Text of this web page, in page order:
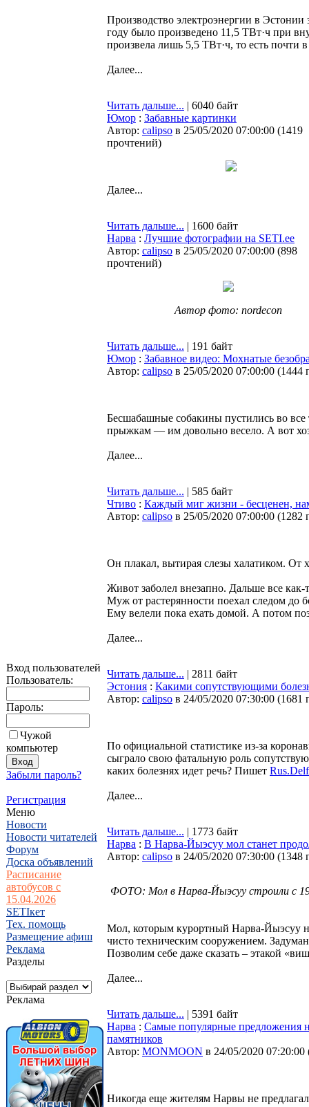
Вход пользователей
Пользователь:
Пароль:
Чужой
компьютер
Забыли пароль?
Регистрация
Меню
Новости
Новости читателей
Форум
Доска объявлений
Расписание
автобусов с
15.04.2026
SETIкет
Тех. помощь
Размещение афиш
Реклама
Разделы
Реклама
Производство электроэнергии в Эстонии
году было произведено 11,5 ТВт·ч при
произвела лишь 5,5 ТВт·ч, то есть почти
Далее...
Читать дальше... | 6040 байт
Юмор : Забавные картинки
Автор: calipso в 25/05/2020 07:00:00 (1419
прочтений)
Далее...
Читать дальше... | 1600 байт
Нарва : Лучшие фотографии на SETI.ee
Автор: calipso в 25/05/2020 07:00:00 (898
прочтений)
Автор фото: nordecon
Читать дальше... | 191 байт
Юмор : Забавное видео: Мохнатые
Автор: calipso в 25/05/2020 07:00:00 (1444
Бесшабашные собакины пустились во
прыжкам — им довольно весело. А вот
Далее...
Читать дальше... | 585 байт
Чтиво : Каждый миг жизни - бесценен,
Автор: calipso в 25/05/2020 07:00:00 (1282
Он плакал, вытирая слезы халатиком. От
Живот заболел внезапно. Дальше все
Муж от растерянности поехал следом до
Ему велели пока ехать домой. А потом
Далее...
Читать дальше... | 2811 байт
Эстония : Какими сопутствующими
Автор: calipso в 24/05/2020 07:30:00 (1681
По официальной статистике из-за
сыграло свою фатальную роль
каких болезнях идет речь? Пишет
Далее...
Читать дальше... | 1773 байт
Нарва : В Нарва-Йыэсуу мол станет
Автор: calipso в 24/05/2020 07:30:00 (1348
ФОТО: Мол в Нарва-Йыэсуу строили с
Мол, которым курортный Нарва-Йыэсуу
чисто техническим сооружением.
Позволим себе даже сказать – этакой
Далее...
Читать дальше... | 5391 байт
Нарва : Самые популярные предложения
памятников
Автор: MONMOON в 24/05/2020 07:20:00
Никогда еще жителям Нарвы не